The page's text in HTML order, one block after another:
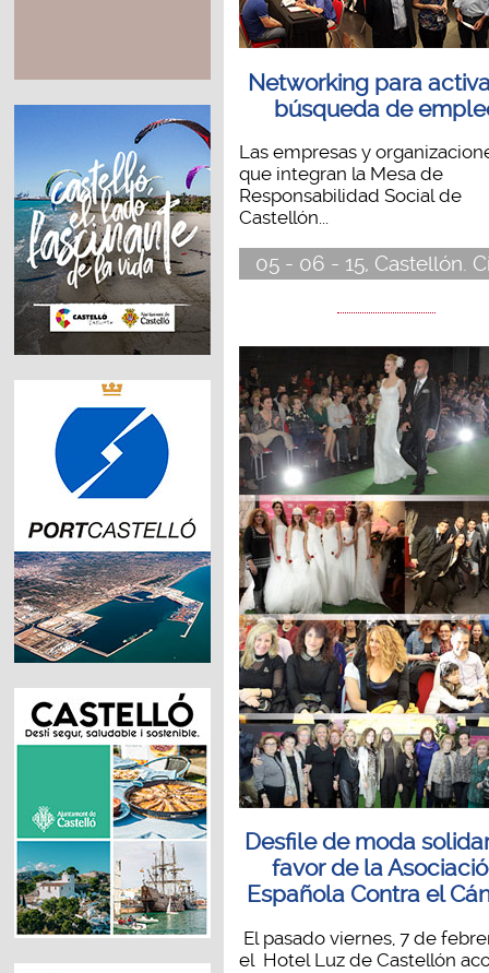
Networking para
búsqueda de
Las empresas y
que integran la Mesa de
Responsabilidad Social de
Castellón...
05 - 06 - 15, Castellón.
Desfile de moda
favor de la
Española Contra el
El pasado viernes, 7 de
el Hotel Luz de Castellón